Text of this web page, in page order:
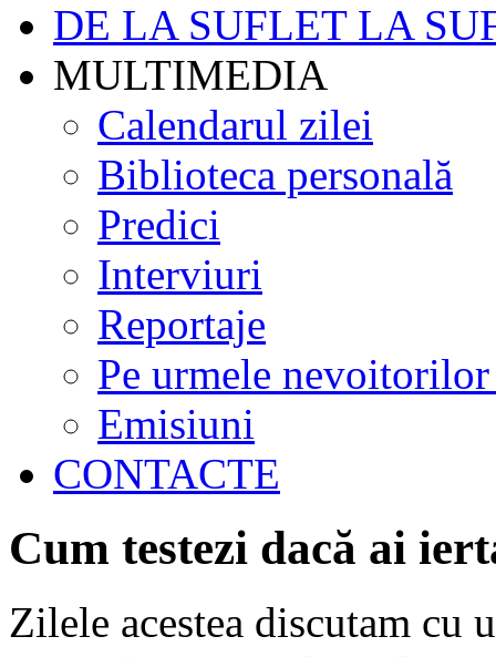
DE LA SUFLET LA
MULTIMEDIA
Calendarul zilei
Biblioteca personală
Predici
Interviuri
Reportaje
Pe urmele nevoitorilor
Emisiuni
CONTACTE
Cum testezi dacă ai
Zilele acestea discutam cu